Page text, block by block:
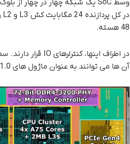
48 هسته.
آن ها می توانند به عنوان ماژول های CCIX 1.0 عمل کنند و SMP 2 و 4 طرفه (چندپردازش متقارن) را فعال کنند.